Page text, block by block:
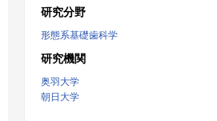
研究分野
形態系基礎歯科学
研究機関
奥羽大学
朝日大学